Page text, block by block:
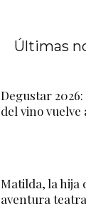
Últimas
Degustar
del vino vuelve
Matilda, la hija
aventura